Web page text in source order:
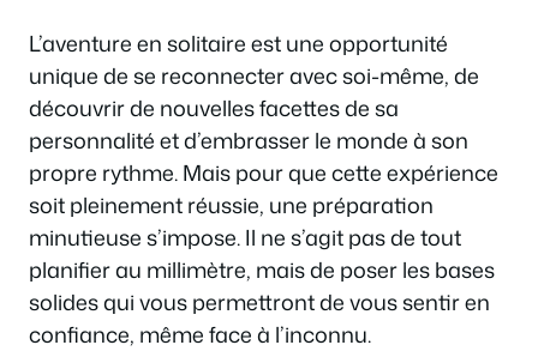
L’aventure en solitaire est une opportunité
unique de se reconnecter avec soi-même, de
découvrir de nouvelles facettes de sa
personnalité et d’embrasser le monde à son
propre rythme. Mais pour que cette expérience
soit pleinement réussie, une préparation
minutieuse s’impose. Il ne s’agit pas de tout
planifier au millimètre, mais de poser les bases
solides qui vous permettront de vous sentir en
confiance, même face à l’inconnu.